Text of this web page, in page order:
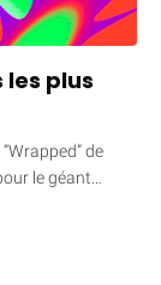
plus
de
le géant…